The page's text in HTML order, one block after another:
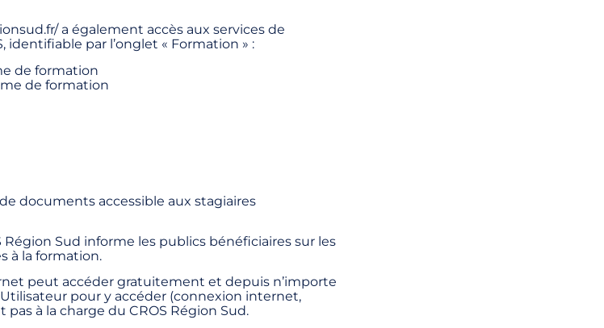
a également accès aux services de
identifiable par l’onglet « Formation » :
de formation
de formation
documents accessible aux stagiaires
Région Sud informe les publics bénéficiaires sur les
à la formation.
peut accéder gratuitement et depuis n’importe
pour y accéder (connexion internet,
à la charge du CROS Région Sud.